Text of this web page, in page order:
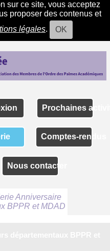
sur ce site, vous acceptez
proposer des contenus et
légales. OK
Prochaines
Comptes-rendus
Nous contacter
Anniversaire
BPPR et MDAD